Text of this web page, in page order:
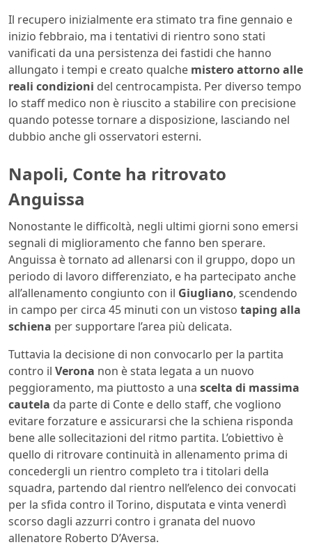
Il recupero inizialmente era stimato tra fine gennaio e
inizio febbraio, ma i tentativi di rientro sono stati
vanificati da una persistenza dei fastidi che hanno
allungato i tempi e creato qualche mistero attorno alle
reali condizioni del centrocampista. Per diverso tempo
lo staff medico non è riuscito a stabilire con precisione
quando potesse tornare a disposizione, lasciando nel
dubbio anche gli osservatori esterni.
Napoli, Conte ha ritrovato
Anguissa
Nonostante le difficoltà, negli ultimi giorni sono emersi
segnali di miglioramento che fanno ben sperare.
Anguissa è tornato ad allenarsi con il gruppo, dopo un
periodo di lavoro differenziato, e ha partecipato anche
all’allenamento congiunto con il Giugliano, scendendo
in campo per circa 45 minuti con un vistoso taping alla
schiena per supportare l’area più delicata.
Tuttavia la decisione di non convocarlo per la partita
contro il Verona non è stata legata a un nuovo
peggioramento, ma piuttosto a una scelta di massima
cautela da parte di Conte e dello staff, che vogliono
evitare forzature e assicurarsi che la schiena risponda
bene alle sollecitazioni del ritmo partita. L’obiettivo è
quello di ritrovare continuità in allenamento prima di
concedergli un rientro completo tra i titolari della
squadra, partendo dal rientro nell’elenco dei convocati
per la sfida contro il Torino, disputata e vinta venerdì
scorso dagli azzurri contro i granata del nuovo
allenatore Roberto D’Aversa.